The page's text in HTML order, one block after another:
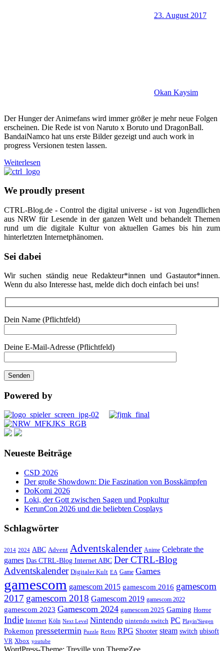
23. August 2017
Okan Kaysim
Der Hunger der Animefans wird immer größer je mehr neue Folgen
erscheinen. Die Rede ist von Naruto x Boruto und DragonBall.
BandaiNamco hat uns erste Bilder gezeigt und auch work in
progress Versionen testen lassen.
Weiterlesen
We proudly present
CTRL-Blog.de - Control the digital universe - ist von Jugendlichen
aus NRW für Lesende in der ganzen Welt und behandelt Themen
rund um die digitale Kultur von aktuellen Games bis hin zum
hinterletzten Internetphänomen.
Sei dabei
Wir suchen ständig neue Redakteur*innen und Gastautor*innen.
Wenn du also Interesse hast, melde dich doch einfach bei uns!
Dein Name (Pflichtfeld)
Deine E-Mail-Adresse (Pflichtfeld)
Powered by
Neueste Beiträge
CSD 2026
Der große Showdown: Die Faszination von Bosskämpfen
DoKomi 2026
Loki, der Gott zwischen Sagen und Popkultur
KerunCon 2026 und die beliebten Cosplays
Schlagwörter
2014 2024 ABC Advent Adventskalender Anime Celebrate the
games Das CTRL-Blog Internet ABC Der CTRL-Blog
Adventskalender Digitaler Kult EA Game Games
gamescom gamescom 2015 gamescom 2016 gamescom
2017 gamescom 2018 Gamescom 2019 gamescom 2022
gamescom 2023 Gamescom 2024 gamescom 2025 Gaming Horror
Indie Internet Köln Next Level Nintendo nintendo switch PC Playin'Siegen
Pokemon pressetermin Puzzle Retro RPG Shooter steam switch ubisoft
VR Xbox youtube